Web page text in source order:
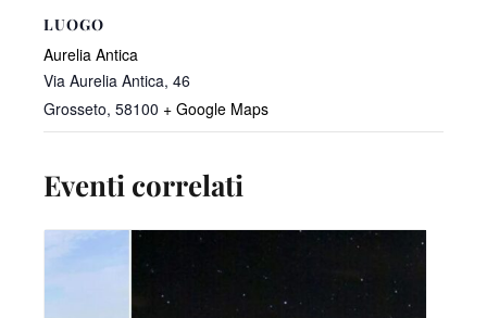
LUOGO
Aurelia Antica
Via Aurelia Antica, 46
Grosseto, 58100 + Google Maps
Eventi correlati